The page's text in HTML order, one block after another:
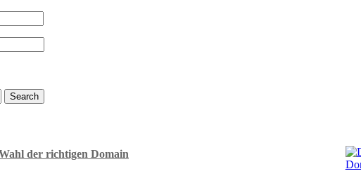
der richtigen Domain